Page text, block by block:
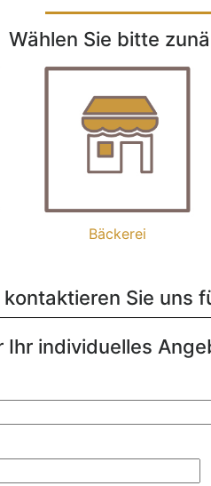
Wählen Sie bitte
Bäckerei
kontaktieren Sie uns
Ihr individuelles